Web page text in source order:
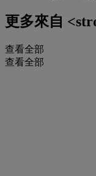
更多來自
查看全部
查看全部